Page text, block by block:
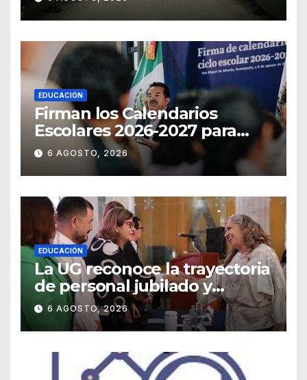
EDUCACIÓN
Firman los Calendarios
Escolares 2026-2027 para
Guanajuato
6 AGOSTO, 2026
EDUCACIÓN
La UG reconoce la trayectoria
de personal jubilado y
agradece su legado
6 AGOSTO, 2026